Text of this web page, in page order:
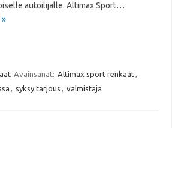
autoilijalle. Altimax Sport…
Avainsanat: Altimax sport renkaat,
, syksy tarjous , valmistaja